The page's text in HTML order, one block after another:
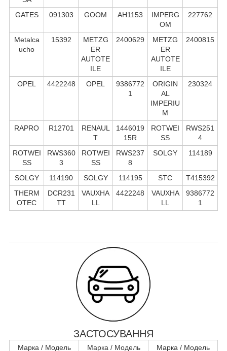
GATES 091303 GOOM AH1153
IMPERG
OM
227762
Metalca
ucho
15392
METZG
ER
AUTOTE
ILE
2400629
METZG
ER
AUTOTE
ILE
2400815
OPEL 4422248 OPEL
9386772
1
ORIGIN
AL
IMPERIU
M
230324
RAPRO R12701
RENAUL
T
1446019
15R
ROTWEI
SS
RWS251
4
ROTWEI
SS
RWS360
3
ROTWEI
SS
RWS237
8
SOLGY 114189
SOLGY 114190 SOLGY 114195 STC
T415392
THERM
OTEC
DCR231
TT
VAUXHA
LL
4422248
VAUXHA
LL
9386772
1
ЗАСТОСУВАННЯ
Марка / Модель Марка / Модель Марка / Модель